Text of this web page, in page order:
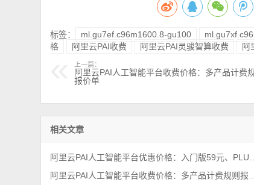
标签： ml.gu7ef.c96m1600.8-gu100
格
阿里云PAI收费 阿里云PAI灵骏智算收费 阿
上一篇：
阿里云PAI人工智能平台收费价格：多产品计费
报价单
相关文章